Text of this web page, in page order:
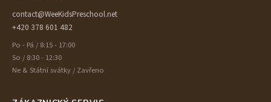
contact@WeeKidsPreschool.net
+420 378 601 482
Po - Pá / 8:15 - 17:00
So / 8:30 - 12:30
Ne & Státní svátky / Zavřeno